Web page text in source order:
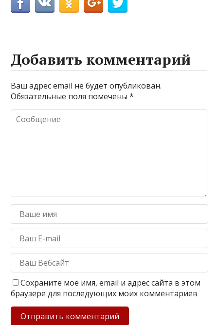
Добавить комментарий
Ваш адрес email не будет опубликован.
Обязательные поля помечены*
Сохраните моё имя, email и адрес сайта в этом
браузере для последующих моих комментариев